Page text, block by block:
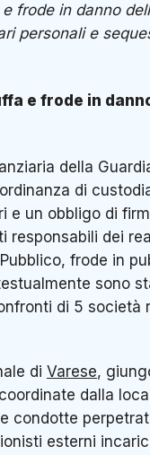
frode in danno
personali e
e frode in
della
di
e un obbligo di
responsabili dei
frode in
sono
di 5 società
di Varese,
dalla
condotte
esterni